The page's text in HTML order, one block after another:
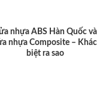
nhựa ABS Hàn Quốc và
nhựa Composite – Khác
biệt ra sao